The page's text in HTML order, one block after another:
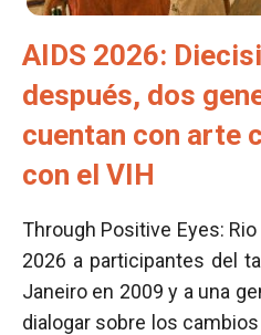
AIDS 2026:
después, dos
cuentan con arte
con el VIH
Through Positive Eyes:
2026 a participantes del
Janeiro en 2009 y a una
dialogar sobre los